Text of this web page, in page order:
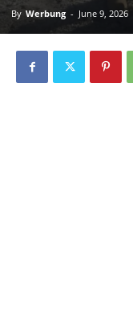
By Werbung - June 9, 2026